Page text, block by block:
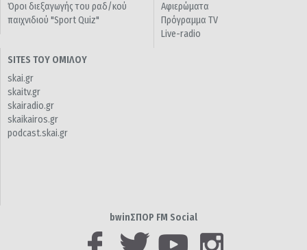
Όροι διεξαγωγής του ραδ/κού
παιχνιδιού "Sport Quiz"
Αφιερώματα
Πρόγραμμα TV
Live-radio
SITES ΤΟΥ ΟΜΙΛΟΥ
skai.gr
skaitv.gr
skairadio.gr
skaikairos.gr
podcast.skai.gr
bwinΣΠΟΡ FM Social